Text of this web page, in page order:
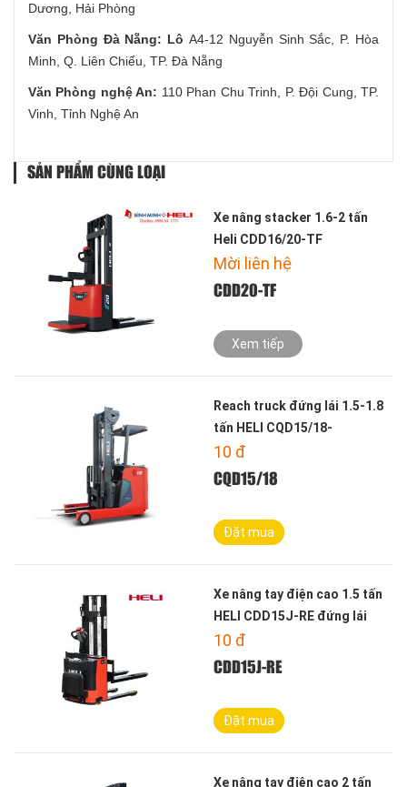
Dương, Hải Phòng
Văn Phòng Đà Nẵng: Lô A4-12 Nguyễn Sinh Sắc, P. Hòa
Minh, Q. Liên Chiểu, TP. Đà Nẵng
Văn Phòng nghệ An: 110 Phan Chu Trinh, P. Đội Cung, TP.
Vinh, Tỉnh Nghệ An
SẢN PHẨM CÙNG LOẠI
Xe nâng stacker 1.6-2 tấn
Heli CDD16/20-TF
Mời liên hệ
CDD20-TF
Xem tiếp
Reach truck đứng lái 1.5-1.8
tấn HELI CQD15/18-
A2RQLIQ2-M
10 đ
CQD15/18
Đặt mua
Xe nâng tay điện cao 1.5 tấn
HELI CDD15J-RE đứng lái
10 đ
CDD15J-RE
Đặt mua
Xe nâng tay điện cao 2 tấn